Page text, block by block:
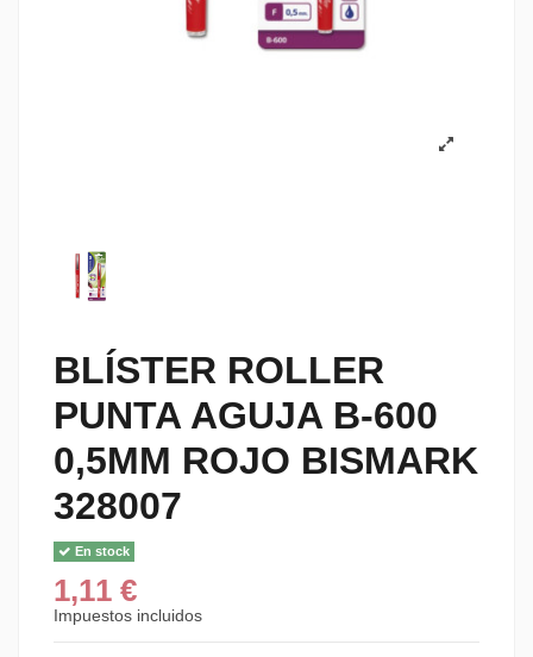
BLÍSTER ROLLER
PUNTA AGUJA B-600
0,5MM ROJO BISMARK
328007
En stock
1,11 €
Impuestos incluidos